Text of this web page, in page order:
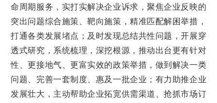
命周期服务，实打实解决企业诉求，聚焦企业反映的
突出问题综合施策、靶向施策，精准匹配解困举措，
打通各类发展堵点；及时发现总结共性问题，开展穿
透式研究，系统梳理，深挖根源，推动出台更有针对
性、更接地气、更富实效的政策举措，做到解决一类
问题、完善一套制度、惠及一批企业；有力助推企业
发展壮大，主动帮助企业拓宽供需渠道、抢抓市场订